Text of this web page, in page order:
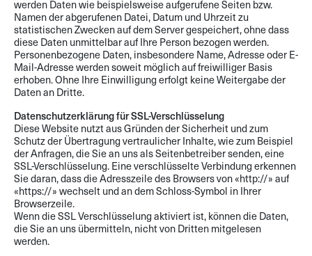
werden Daten wie beispielsweise aufgerufene Seiten bzw.
Namen der abgerufenen Datei, Datum und Uhrzeit zu
statistischen Zwecken auf dem Server gespeichert, ohne dass
diese Daten unmittelbar auf Ihre Person bezogen werden.
Personenbezogene Daten, insbesondere Name, Adresse oder E-
Mail-Adresse werden soweit möglich auf freiwilliger Basis
erhoben. Ohne Ihre Einwilligung erfolgt keine Weitergabe der
Daten an Dritte.
Datenschutzerklärung für SSL-Verschlüsselung
Diese Website nutzt aus Gründen der Sicherheit und zum
Schutz der Übertragung vertraulicher Inhalte, wie zum Beispiel
der Anfragen, die Sie an uns als Seitenbetreiber senden, eine
SSL-Verschlüsselung. Eine verschlüsselte Verbindung erkennen
Sie daran, dass die Adresszeile des Browsers von «http://» auf
«https://» wechselt und an dem Schloss-Symbol in Ihrer
Browserzeile.
Wenn die SSL Verschlüsselung aktiviert ist, können die Daten,
die Sie an uns übermitteln, nicht von Dritten mitgelesen
werden.